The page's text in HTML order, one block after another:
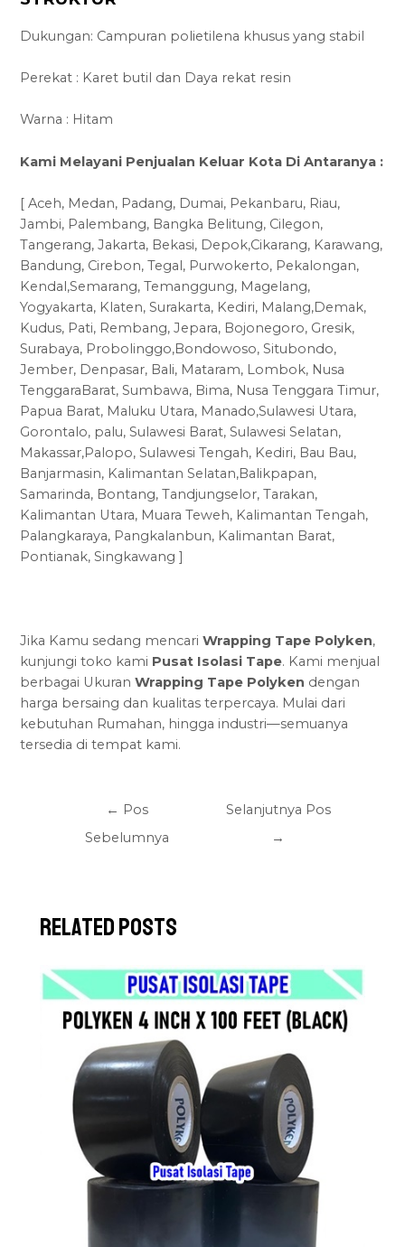
Dukungan: Campuran polietilena khusus yang stabil
Perekat : Karet butil dan Daya rekat resin
Warna : Hitam
Kami Melayani Penjualan Keluar Kota Di Antaranya :
[ Aceh, Medan, Padang, Dumai, Pekanbaru, Riau,
Jambi, Palembang, Bangka Belitung, Cilegon,
Tangerang, Jakarta, Bekasi, Depok,Cikarang, Karawang,
Bandung, Cirebon, Tegal, Purwokerto, Pekalongan,
Kendal,Semarang, Temanggung, Magelang,
Yogyakarta, Klaten, Surakarta, Kediri, Malang,Demak,
Kudus, Pati, Rembang, Jepara, Bojonegoro, Gresik,
Surabaya, Probolinggo,Bondowoso, Situbondo,
Jember, Denpasar, Bali, Mataram, Lombok, Nusa
TenggaraBarat, Sumbawa, Bima, Nusa Tenggara Timur,
Papua Barat, Maluku Utara, Manado,Sulawesi Utara,
Gorontalo, palu, Sulawesi Barat, Sulawesi Selatan,
Makassar,Palopo, Sulawesi Tengah, Kediri, Bau Bau,
Banjarmasin, Kalimantan Selatan,Balikpapan,
Samarinda, Bontang, Tandjungselor, Tarakan,
Kalimantan Utara, Muara Teweh, Kalimantan Tengah,
Palangkaraya, Pangkalanbun, Kalimantan Barat,
Pontianak, Singkawang ]
Jika Kamu sedang mencariWrapping Tape Polyken,
kunjungi toko kami Pusat Isolasi Tape. Kami menjual
berbagai UkuranWrapping Tape Polyken dengan
harga bersaing dan kualitas terpercaya. Mulai dari
kebutuhan Rumahan, hingga industri—semuanya
tersedia di tempat kami.
← Pos
Sebelumnya
Selanjutnya Pos
→
Related Posts